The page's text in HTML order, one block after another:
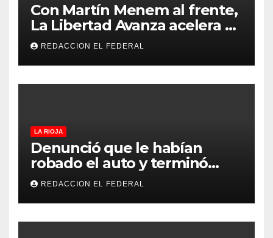
Con Martín Menem al frente,
La Libertad Avanza acelera su
despliegue en La Rioja y
desembarcó en Aimogasta
REDACCION EL FEDERAL
LA RIOJA
Denunció que le habían
robado el auto y terminó
confesando que su hermano
lo empeñó por drogas
REDACCION EL FEDERAL